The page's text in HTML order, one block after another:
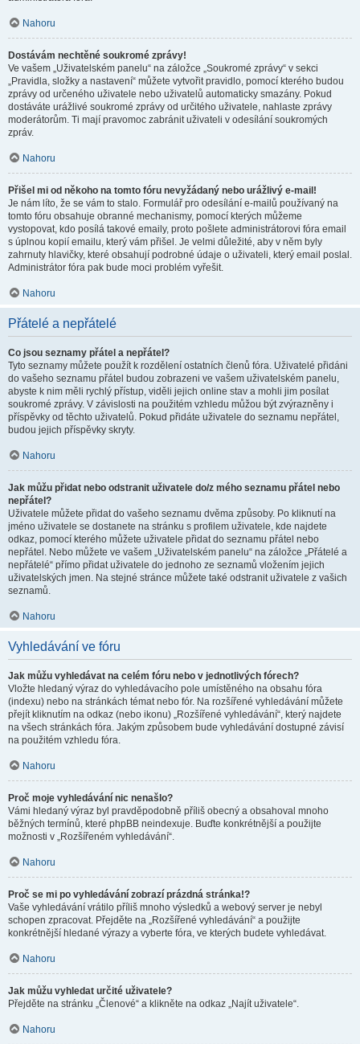
Nahoru
Dostávám nechtěné soukromé zprávy!
Ve vašem „Uživatelském panelu“ na záložce „Soukromé zprávy“ v sekci
„Pravidla, složky a nastavení“ můžete vytvořit pravidlo, pomocí kterého budou
zprávy od určeného uživatele nebo uživatelů automaticky smazány. Pokud
dostáváte urážlivé soukromé zprávy od určitého uživatele, nahlaste zprávy
moderátorům. Ti mají pravomoc zabránit uživateli v odesílání soukromých
zpráv.
Nahoru
Přišel mi od někoho na tomto fóru nevyžádaný nebo urážlivý e-mail!
Je nám líto, že se vám to stalo. Formulář pro odesílání e-mailů používaný na
tomto fóru obsahuje obranné mechanismy, pomocí kterých můžeme
vystopovat, kdo posílá takové emaily, proto pošlete administrátorovi fóra email
s úplnou kopií emailu, který vám přišel. Je velmi důležité, aby v něm byly
zahrnuty hlavičky, které obsahují podrobné údaje o uživateli, který email poslal.
Administrátor fóra pak bude moci problém vyřešit.
Nahoru
Přátelé a nepřátelé
Co jsou seznamy přátel a nepřátel?
Tyto seznamy můžete použít k rozdělení ostatních členů fóra. Uživatelé přidáni
do vašeho seznamu přátel budou zobrazeni ve vašem uživatelském panelu,
abyste k nim měli rychlý přístup, viděli jejich online stav a mohli jim posílat
soukromé zprávy. V závislosti na použitém vzhledu můžou být zvýrazněny i
příspěvky od těchto uživatelů. Pokud přidáte uživatele do seznamu nepřátel,
budou jejich příspěvky skryty.
Nahoru
Jak můžu přidat nebo odstranit uživatele do/z mého seznamu přátel nebo
nepřátel?
Uživatele můžete přidat do vašeho seznamu dvěma způsoby. Po kliknutí na
jméno uživatele se dostanete na stránku s profilem uživatele, kde najdete
odkaz, pomocí kterého můžete uživatele přidat do seznamu přátel nebo
nepřátel. Nebo můžete ve vašem „Uživatelském panelu“ na záložce „Přátelé a
nepřátelé“ přímo přidat uživatele do jednoho ze seznamů vložením jejich
uživatelských jmen. Na stejné stránce můžete také odstranit uživatele z vašich
seznamů.
Nahoru
Vyhledávání ve fóru
Jak můžu vyhledávat na celém fóru nebo v jednotlivých fórech?
Vložte hledaný výraz do vyhledávacího pole umístěného na obsahu fóra
(indexu) nebo na stránkách témat nebo fór. Na rozšířené vyhledávání můžete
přejít kliknutím na odkaz (nebo ikonu) „Rozšířené vyhledávání“, který najdete
na všech stránkách fóra. Jakým způsobem bude vyhledávání dostupné závisí
na použitém vzhledu fóra.
Nahoru
Proč moje vyhledávání nic nenašlo?
Vámi hledaný výraz byl pravděpodobně příliš obecný a obsahoval mnoho
běžných termínů, které phpBB neindexuje. Buďte konkrétnější a použijte
možnosti v „Rozšířeném vyhledávání“.
Nahoru
Proč se mi po vyhledávání zobrazí prázdná stránka!?
Vaše vyhledávání vrátilo příliš mnoho výsledků a webový server je nebyl
schopen zpracovat. Přejděte na „Rozšířené vyhledávání“ a použijte
konkrétnější hledané výrazy a vyberte fóra, ve kterých budete vyhledávat.
Nahoru
Jak můžu vyhledat určité uživatele?
Přejděte na stránku „Členové“ a klikněte na odkaz „Najít uživatele“.
Nahoru